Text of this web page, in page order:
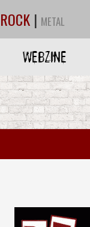
ROCK | METAL
WEBZINE